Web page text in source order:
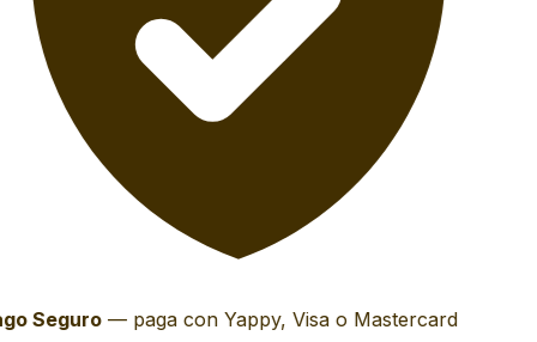
Seguro— paga con Yappy, Visa o Mastercard